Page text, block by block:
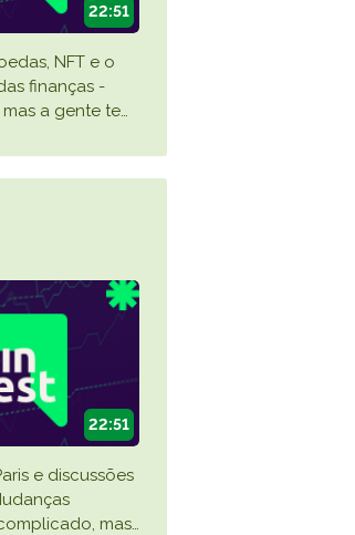
22:51
NFT e o
finanças -
a gente te…
22:51
e discussões
mas…